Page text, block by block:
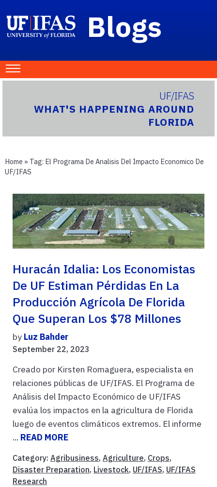
Blogs
UF/IFAS
WHAT'S HAPPENING AROUND
FLORIDA
Home » Tag: El Programa De Analisis Del Impacto Economico De
UF/IFAS
Huracán Idalia: Los Economistas
De UF Estiman Pérdidas En La
Producción Agrícola De Florida
Que Superan Los $78 Millones
by Luz Bahder
September 22, 2023
Creado por Kirsten Romaguera, especialista en
relaciones públicas de UF/IFAS. El Programa de
Análisis del Impacto Económico de UF/IFAS
evalúa los impactos en la agricultura de Florida
luego de eventos climáticos extremos. El informe
... READ MORE
Category: Agribusiness, Agriculture, Crops,
Disaster Preparation, Livestock, UF/IFAS, UF/IFAS
Research